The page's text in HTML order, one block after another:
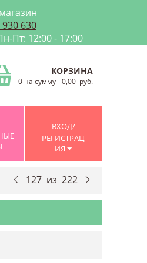
630
Пт: 12:00 - 17:00
КОРЗИНА
0 на сумму-0,00 руб.
ВХОД/
РЕГИСТРАЦ
ИЯ
127 из 222